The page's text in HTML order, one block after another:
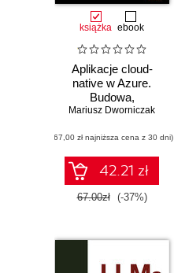
książka ebook
Aplikacje cloud-
native w Azure.
Budowa,
wdrażanie i
Mariusz Dworniczak
(67,00 zł najniższa cena z 30 dni)
42.21 zł
67.00zł (-37%)